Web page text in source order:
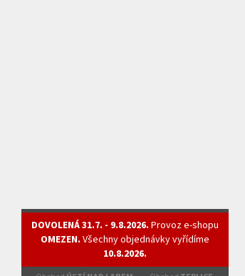
DOVOLENÁ 31.7. - 9.8.2026. Provoz e-shopu
OMEZEN. Všechny objednávky vyřídíme
10.8.2026.